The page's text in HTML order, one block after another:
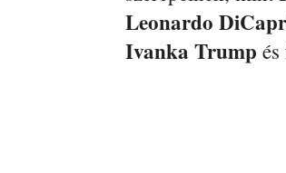
Leonardo
Ivanka Trump